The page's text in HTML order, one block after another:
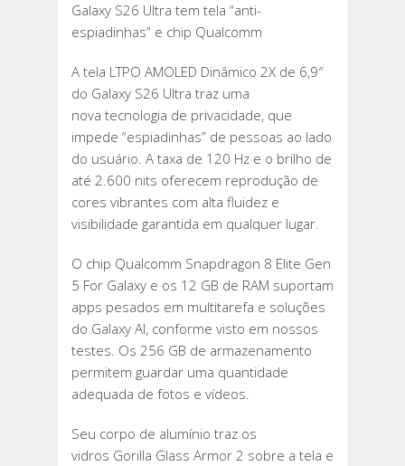
Galaxy S26 Ultra tem tela “anti-
espiadinhas” e chip Qualcomm
A tela LTPO AMOLED Dinâmico 2X de 6,9″
do Galaxy S26 Ultra traz uma
nova tecnologia de privacidade, que
impede “espiadinhas” de pessoas ao lado
do usuário. A taxa de 120 Hz e o brilho de
até 2.600 nits oferecem reprodução de
cores vibrantes com alta fluidez e
visibilidade garantida em qualquer lugar.
O chip Qualcomm Snapdragon 8 Elite Gen
5 For Galaxy e os 12 GB de RAM suportam
apps pesados em multitarefa e soluções
do Galaxy AI, conforme visto em nossos
testes. Os 256 GB de armazenamento
permitem guardar uma quantidade
adequada de fotos e vídeos.
Seu corpo de alumínio traz os
vidros Gorilla Glass Armor 2 sobre a tela e